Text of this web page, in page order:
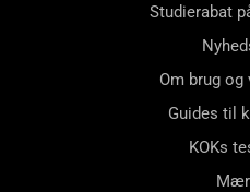
Studierabat
Om brug og
Guides til
KOKs